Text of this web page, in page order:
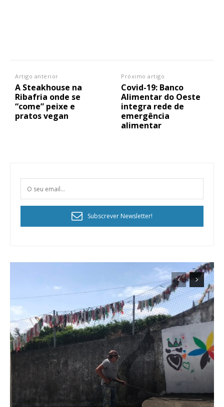
Planos de Assinatura
Faça-se assinante do Região de Cister e ajude-nos a manter este serviço
público!
Sendo assinante terá acesso a todos os conteúdos exclusivos e versões
digitais.
Artigo anterior
A Steakhouse na
Ribafria onde se
“come” peixe e
pratos vegan
Próximo artigo
Covid-19: Banco
Alimentar do Oeste
integra rede de
emergência
alimentar
Subscrever Newsletter!